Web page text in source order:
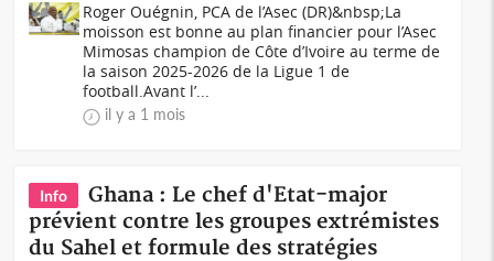
Roger Ouégnin, PCA de l’Asec (DR)&nbsp;La
moisson est bonne au plan financier pour l’Asec
Mimosas champion de Côte d’Ivoire au terme de
la saison 2025-2026 de la Ligue 1 de
football.Avant l’...
il y a 1 mois
Info
Ghana : Le chef d'Etat-major
prévient contre les groupes extrémistes
du Sahel et formule des stratégies